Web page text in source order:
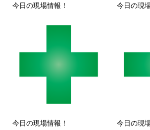
今日の現場情報！ 今日の現
今日の現場情報！ 今日の現